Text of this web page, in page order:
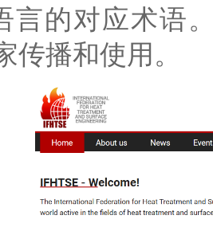
言的对应术语
传播和使用。